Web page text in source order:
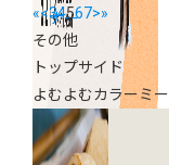
ナー
«<34567>»
その他
トップサイド
よむよむカラーミー